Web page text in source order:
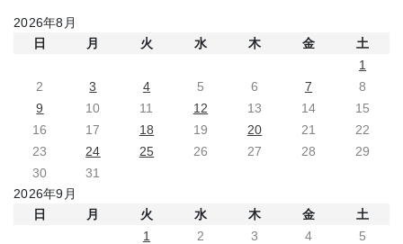
2026年8月
日
月 火 水 木 金
土
1
2
3 4 5 6 7
8
9
10 11 12 13 14
15
16
17 18 19 20 21
22
23
24 25 26 27 28
29
30
31
2026年9月
日
月 火 水 木 金
土
1
2 3 4
5